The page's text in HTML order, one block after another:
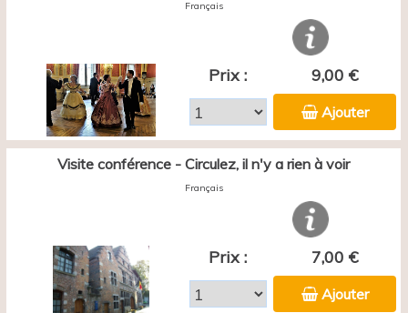
Français
Prix : 9,00 €
Ajouter
Visite conférence - Circulez, il n'y a rien à voir
Français
Prix : 7,00 €
Ajouter